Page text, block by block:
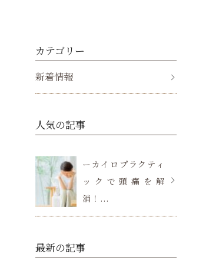
カテゴリー
新着情報
人気の記事
ーカイロプラクティ
ックで頭痛を解
消！...
最新の記事